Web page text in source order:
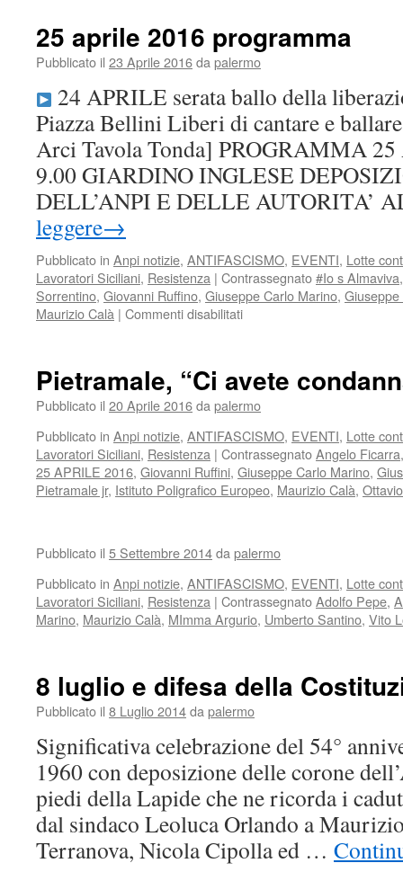
NICOLO’
25 aprile 2016 programma
Pubblicato il 23 Aprile 2016da palermo
24 APRILE serata ballo della
Piazza Bellini Liberi di cantare e
Arci Tavola Tonda] PROGRAMMA
9.00 GIARDINO INGLESE
DELL’ANPI E DELLE AUTORITA’
leggere→
Pubblicato in Anpi notizie, ANTIFASCISMO, EVENTI, Lotte
Lavoratori Siciliani, Resistenza | Contrassegnato#Io s Almaviva
Sorrentino, Giovanni Ruffino, Giuseppe Carlo Marino,
Maurizio Calà | Commenti disabilitatisu
programma
Pietramale, “Ci avete
Pubblicato il 20 Aprile 2016da palermo
Pubblicato in Anpi notizie, ANTIFASCISMO, EVENTI, Lotte
Lavoratori Siciliani, Resistenza | ContrassegnatoAngelo Ficarra
25 APRILE 2016, Giovanni Ruffini, Giuseppe Carlo Marino,
Pietramale jr, Istituto Poligrafico Europeo, Maurizio Calà,
Pubblicato il 5 Settembre 2014da palermo
Pubblicato in Anpi notizie, ANTIFASCISMO, EVENTI, Lotte
Lavoratori Siciliani, Resistenza | ContrassegnatoAdolfo Pepe,
Marino, Maurizio Calà, MImma Argurio, Umberto Santino, Vito
8 luglio e difesa della
Pubblicato il 8 Luglio 2014da palermo
Significativa celebrazione del 54°
1960 con deposizione delle corone
piedi della Lapide che ne ricorda i
dal sindaco Leoluca Orlando a
Terranova, Nicola Cipolla ed …